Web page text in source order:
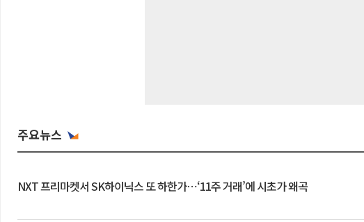
주요뉴스
NXT 프리마켓서 SK하이닉스 또 하한가⋯‘11주 거래’에 시초가 왜곡